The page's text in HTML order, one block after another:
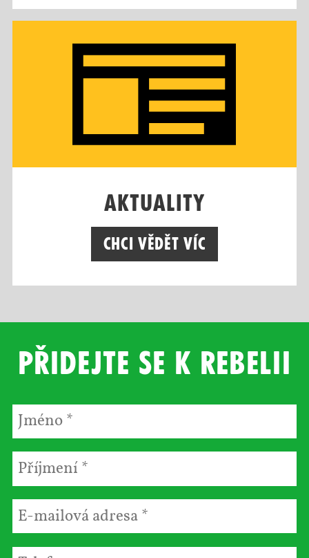
Aktuality
Chci vědět víc
Přidejte se k rebelii